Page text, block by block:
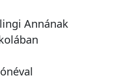
Annának